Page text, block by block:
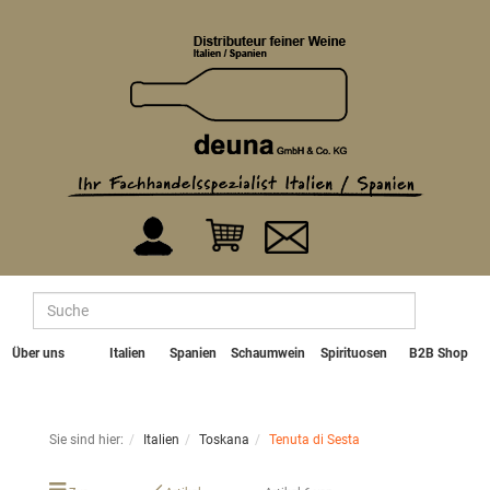
Über uns Italien Spanien Schaumwein Spirituosen B2B Shop
Sie sind hier: Italien Toskana Tenuta di Sesta